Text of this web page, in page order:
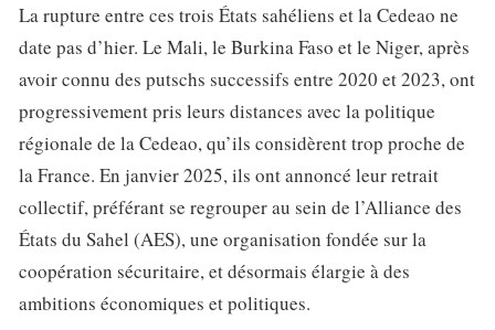
La rupture entre ces trois États sahéliens et la Cedeao ne
date pas d’hier. Le Mali, le Burkina Faso et le Niger, après
avoir connu des putschs successifs entre 2020 et 2023, ont
progressivement pris leurs distances avec la politique
régionale de la Cedeao, qu’ils considèrent trop proche de
la France. En janvier 2025, ils ont annoncé leur retrait
collectif, préférant se regrouper au sein de l’Alliance des
États du Sahel (AES), une organisation fondée sur la
coopération sécuritaire, et désormais élargie à des
ambitions économiques et politiques.